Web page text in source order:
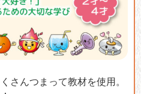
さんつまって教材を使用。